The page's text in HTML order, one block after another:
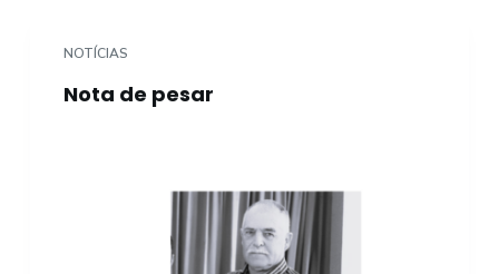
NOTÍCIAS
Nota de pesar